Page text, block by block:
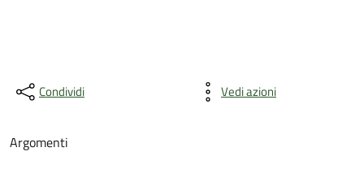
Condividi Vedi azioni
Argomenti